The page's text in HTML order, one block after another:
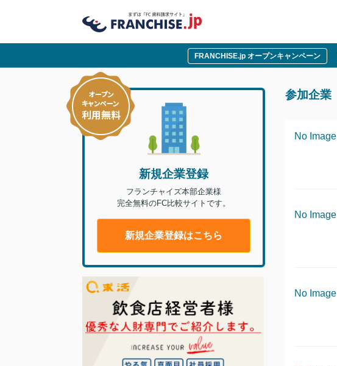
FRANCHISE.jp オープンキャンペーン
新規企業登録
フランチャイズ本部企業様
完全無料のFC比較サイトです。
新規企業登録はこちら
参加企業
No Image
No Image
No Image